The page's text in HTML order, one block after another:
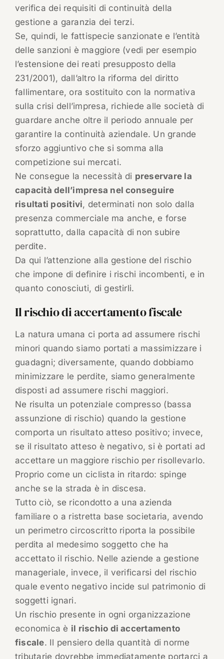
verifica dei requisiti di continuità della
gestione a garanzia dei terzi.
Se, quindi, le fattispecie sanzionate e l’entità
delle sanzioni è maggiore (vedi per esempio
l’estensione dei reati presupposto della
231/2001), dall’altro la riforma del diritto
fallimentare, ora sostituito con la normativa
sulla crisi dell’impresa, richiede alle società di
guardare anche oltre il periodo annuale per
garantire la continuità aziendale. Un grande
sforzo aggiuntivo che si somma alla
competizione sui mercati.
Ne consegue la necessità di preservare la
capacità dell’impresa nel conseguire
risultati positivi, determinati non solo dalla
presenza commerciale ma anche, e forse
soprattutto, dalla capacità di non subire
perdite.
Da qui l’attenzione alla gestione del rischio
che impone di definire i rischi incombenti, e in
quanto conosciuti, di gestirli.
Il rischio di accertamento fiscale
La natura umana ci porta ad assumere rischi
minori quando siamo portati a massimizzare i
guadagni; diversamente, quando dobbiamo
minimizzare le perdite, siamo generalmente
disposti ad assumere rischi maggiori.
Ne risulta un potenziale compresso (bassa
assunzione di rischio) quando la gestione
comporta un risultato atteso positivo; invece,
se il risultato atteso è negativo, si è portati ad
accettare un maggiore rischio per risollevarlo.
Proprio come un ciclista in ritardo: spinge
anche se la strada è in discesa.
Tutto ciò, se ricondotto a una azienda
familiare o a ristretta base societaria, avendo
un perimetro circoscritto riporta la possibile
perdita al medesimo soggetto che ha
accettato il rischio. Nelle aziende a gestione
manageriale, invece, il verificarsi del rischio
quale evento negativo incide sul patrimonio di
soggetti ignari.
Un rischio presente in ogni organizzazione
economica è il rischio di accertamento
fiscale. Il pensiero della quantità di norme
tributarie dovrebbe immediatamente portarci a